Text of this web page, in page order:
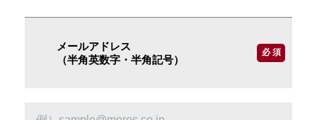
メールアドレス
（半角英数字・半角記号）
必 須